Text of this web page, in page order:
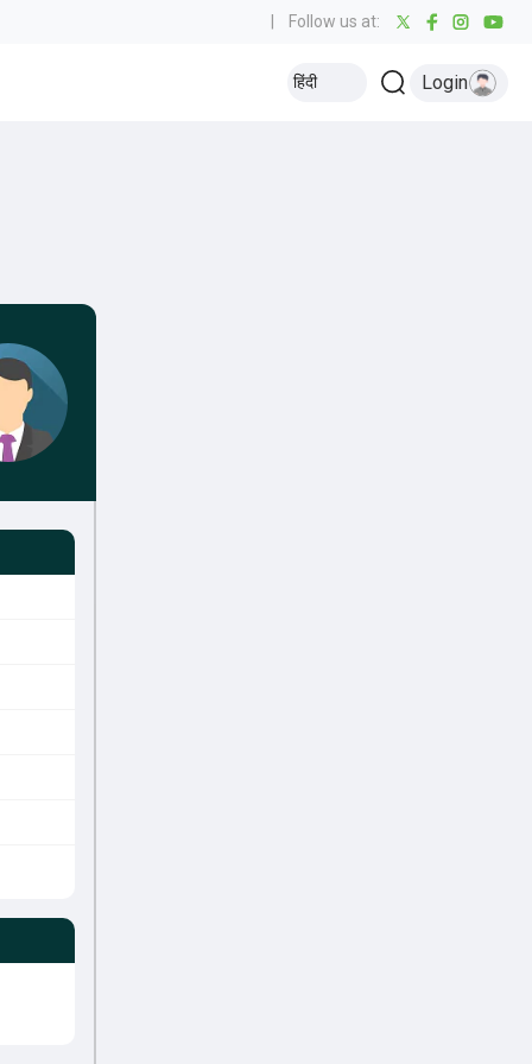
Follow us at:
हिंदी Login